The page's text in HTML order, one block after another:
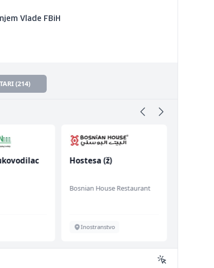
Vlade FBiH
(214)
Hostesa (ž)
Bosnian House Restaurant
Inostranstvo